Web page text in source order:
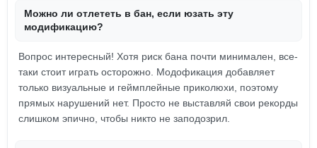
Можно ли отлететь в бан, если юзать эту
модификацию?
Вопрос интересный! Хотя риск бана почти минимален, все-
таки стоит играть осторожно. Модофикация добавляет
только визуальные и геймплейные приколюхи, поэтому
прямых нарушений нет. Просто не выставляй свои рекорды
слишком эпично, чтобы никто не заподозрил.